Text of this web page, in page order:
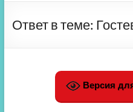
Ответ в теме:
Версия